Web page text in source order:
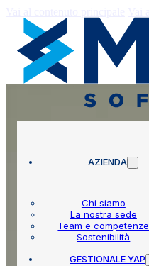
AZIENDA
Chi siamo
La nostra sede
Team e competenze
Sostenibilità
GESTIONALE YAP